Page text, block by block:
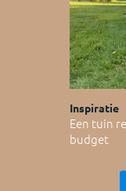
Inspiratie
Een tuin
budget